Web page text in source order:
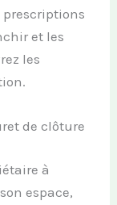
prescriptions
et les
les
de clôture
à
espace,